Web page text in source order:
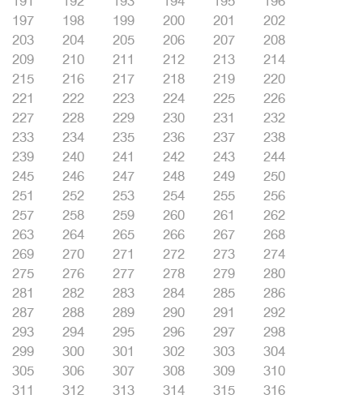
197
198 199 200 201
202
203
204 205 206 207
208
209
210 211 212 213
214
215
216 217 218 219
220
221
222 223 224 225
226
227
228 229 230 231
232
233
234 235 236 237
238
239
240 241 242 243
244
245
246 247 248 249
250
251
252 253 254 255
256
257
258 259 260 261
262
263
264 265 266 267
268
269
270 271 272 273
274
275
276 277 278 279
280
281
282 283 284 285
286
287
288 289 290 291
292
293
294 295 296 297
298
299
300 301 302 303
304
305
306 307 308 309
310
311
312 313 314 315
316